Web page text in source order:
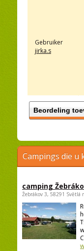
Gebruiker
jirka.s
Beordeling
Campings die u
camping
Žebrákov 3, 58291 Světlá